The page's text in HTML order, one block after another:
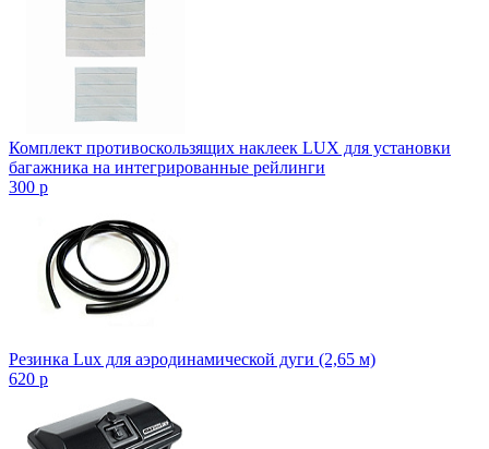
Комплект противоскользящих наклеек LUX для установки
багажника на интегрированные рейлинги
300 p
Резинка Lux для аэродинамической дуги (2,65 м)
620 p